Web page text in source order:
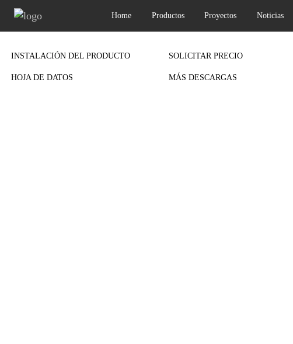
Home Productos Proyectos Noticias
INSTALACIÓN DEL PRODUCTO
SOLICITAR PRECIO
HOJA DE DATOS MÁS DESCARGAS